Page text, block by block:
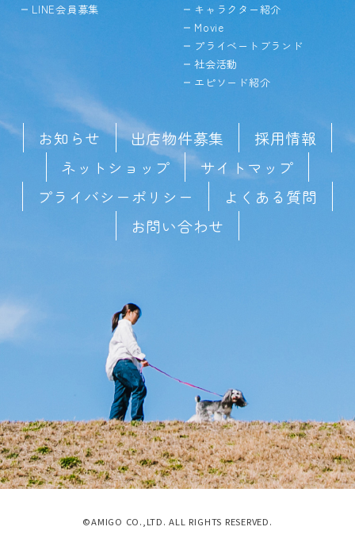
LINE会員募集
キャラクター紹介
Movie
プライベートブランド
社会活動
エピソード紹介
お知らせ 出店物件募集
採用情報
ネットショップ
サイトマップ
プライバシーポリシー
よくある質問
お問い合わせ
©AMIGO CO.,LTD. ALL RIGHTS RESERVED.